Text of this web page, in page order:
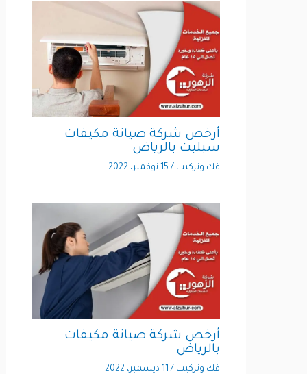
أرخص شركة صيانة مكيفات
سبليت بالرياض
فك وتركيب/15 نوفمبر، 2022
أرخص شركة صيانة مكيفات
بالرياض
فك وتركيب/11 ديسمبر، 2022